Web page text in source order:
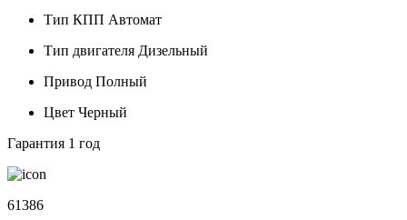
Тип КПП Автомат
Тип двигателя Дизельный
Привод Полный
Цвет Черный
Гарантия 1 год
61386